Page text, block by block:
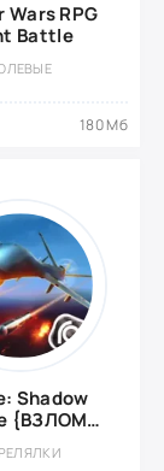
Wars RPG
Battle
180 Мб
Shadow
{ВЗЛОМ